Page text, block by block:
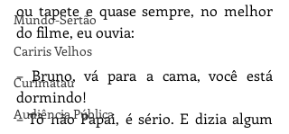
Mundo-Sertão
Cariris Velhos
Curimataú
Audiência Pública
ou tapete e quase sempre, no melhor
do filme, eu ouvia:
– Bruno, vá para a cama, você está
dormindo!
– Tô não Papai, é sério. E dizia algum